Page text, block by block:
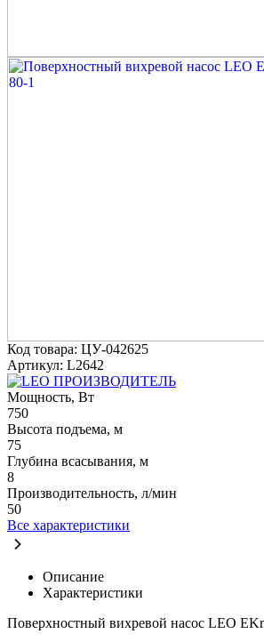
Код товара: ЦУ-042625
Артикул: L2642
ПРОИЗВОДИТЕЛЬ
Мощность, Вт
750
Высота подъема, м
75
Глубина всасывания, м
8
Производительность, л/мин
50
Все характеристики
Описание
Характеристики
Поверхностный вихревой насос LEO